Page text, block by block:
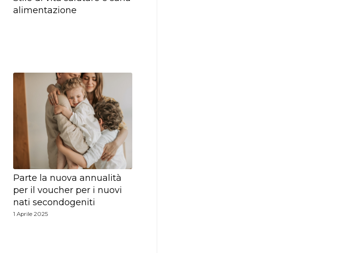
alimentazione
Parte la nuova annualità
per il voucher per i nuovi
nati secondogeniti
1 Aprile 2025